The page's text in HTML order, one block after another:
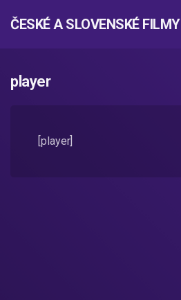
ČESKÉ A SLOVENSKÉ FILMY
player
[player]